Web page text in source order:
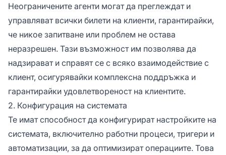
Неограничените агенти могат да преглеждат и
управляват всички билети на клиенти, гарантирайки,
че никое запитване или проблем не остава
неразрешен. Тази възможност им позволява да
надзирават и справят се с всяко взаимодействие с
клиент, осигурявайки комплексна поддръжка и
гарантирайки удовлетвореност на клиентите.
2. Конфигурация на системата
Те имат способност да конфигурират настройките на
системата, включително работни процеси, тригери и
автоматизации, за да оптимизират операциите. Това